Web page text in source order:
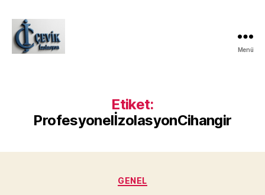
Menü
Etiket:
ProfesyonelİzolasyonCihangir
Kategoriler
GENEL